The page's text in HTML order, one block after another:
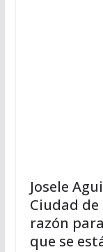
Josele
Ciudad
razón
que se